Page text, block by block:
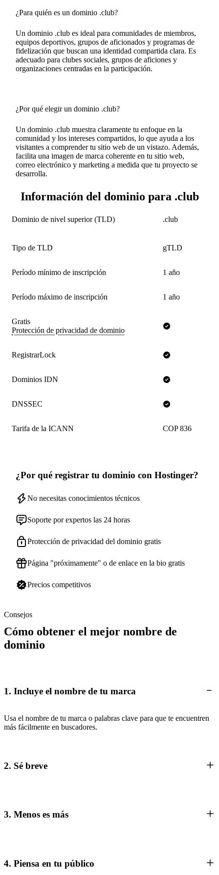
¿Para quién es un dominio .club?
Un dominio .club es ideal para comunidades de miembros,
equipos deportivos, grupos de aficionados y programas de
fidelización que buscan una identidad compartida clara. Es
adecuado para clubes sociales, grupos de aficiones y
organizaciones centradas en la participación.
¿Por qué elegir un dominio .club?
Un dominio .club muestra claramente tu enfoque en la
comunidad y los intereses compartidos, lo que ayuda a los
visitantes a comprender tu sitio web de un vistazo. Además,
facilita una imagen de marca coherente en tu sitio web,
correo electrónico y marketing a medida que tu proyecto se
desarrolla.
Información del dominio para .club
Dominio de nivel superior (TLD) .club
Tipo de TLD gTLD
Período mínimo de inscripción 1 año
Período máximo de inscripción 1 año
Protección de privacidad de dominio
Gratis
RegistrarLock
Dominios IDN
DNSSEC
Tarifa de la ICANN COP 836
¿Por qué registrar tu dominio con Hostinger?
No necesitas conocimientos técnicos
Soporte por expertos las 24 horas
Protección de privacidad del dominio gratis
Página "próximamente" o de enlace en la bio gratis
Precios competitivos
Consejos
Cómo obtener el mejor nombre de
dominio
1. Incluye el nombre de tu marca
Usa el nombre de tu marca o palabras clave para que te encuentren
más fácilmente en buscadores.
2. Sé breve
3. Menos es más
4. Piensa en tu público